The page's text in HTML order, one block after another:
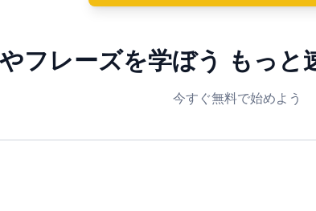
フレーズを学ぼう もっと
今すぐ無料で始めよう